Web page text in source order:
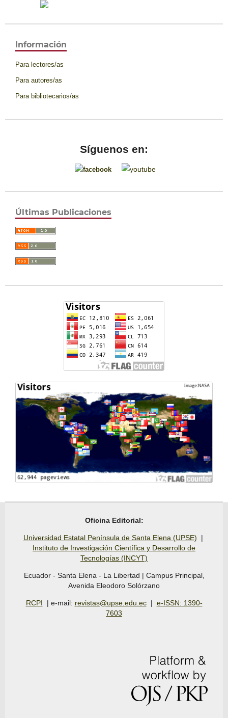
Información
Para lectores/as
Para autores/as
Para bibliotecarios/as
Síguenos en:
Últimas Publicaciones
Oficina Editorial:
Universidad Estatal Península de Santa Elena (UPSE) |
Instituto de Investigación Científica y Desarrollo de
Tecnologías (INCYT)
Ecuador - Santa Elena - La Libertad | Campus Principal,
Avenida Eleodoro Solórzano
RCPI | e-mail: revistas@upse.edu.ec| e-ISSN: 1390-
7603